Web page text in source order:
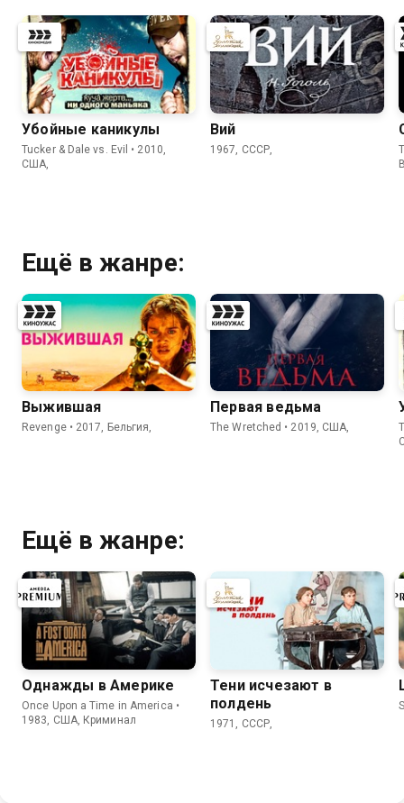
Убойные каникулы
Tucker & Dale vs. Evil • 2010,
США,
Вий
1967, СССР,
Ещё в жанре:
Выжившая
Revenge • 2017, Бельгия,
Первая ведьма
The Wretched • 2019, США,
Ещё в жанре:
Однажды в Америке
Once Upon a Time in America •
1983, США, Криминал
Тени исчезают в
полдень
1971, СССР,